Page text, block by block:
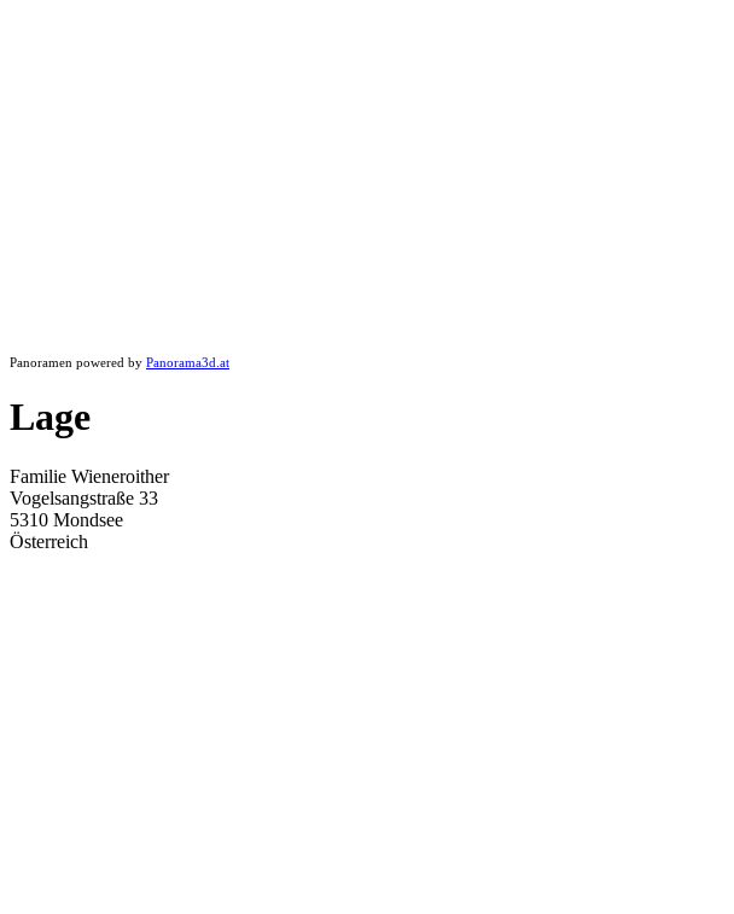
Panoramen powered by Panorama3d.at
Lage
Familie Wieneroither
Vogelsangstraße 33
5310 Mondsee
Österreich